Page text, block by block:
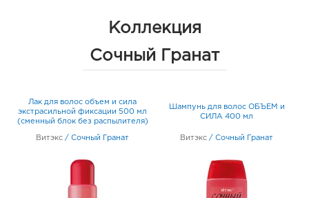
Дону, г Ростов-на-Дону, ул Петренко, Здание 1
10:00 - 22:00
Дону, г Ростов-на-Дону, ул Волкова, Дом 3
График работы:10:00 - 20:00
Ростов-на-Дону Пушкинская: 447.0 руб.
344022, Ростовская область, г.о. город Ростов-на-
Дону, г Ростов-на-Дону, ул Пушкинская, Дом 197
Коллекция
Сочный Гранат
Лак для волос объем и сила
экстрасильной фиксации 500 мл
(сменный блок без распылителя)
Витэкс / Сочный Гранат
Шампунь для волос ОБЪЕМ и
СИЛА 400 мл
Витэкс / Сочный Гранат